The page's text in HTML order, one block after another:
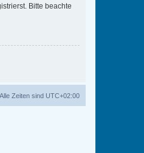
Bitte beachte
Alle Zeiten sind UTC+02:00